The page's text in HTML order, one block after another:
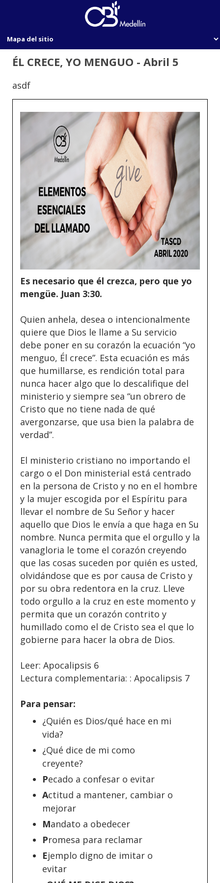
ÉL CRECE, YO MENGUO - Abril 5
asdf
Es necesario que él crezca, pero que yo
mengüe. Juan 3:30.
Quien anhela, desea o intencionalmente
quiere que Dios le llame a Su servicio
debe poner en su corazón la ecuación “yo
menguo, Él crece”. Esta ecuación es más
que humillarse, es rendición total para
nunca hacer algo que lo descalifique del
ministerio y siempre sea “un obrero de
Cristo que no tiene nada de qué
avergonzarse, que usa bien la palabra de
verdad”.
El ministerio cristiano no importando el
cargo o el Don ministerial está centrado
en la persona de Cristo y no en el hombre
y la mujer escogida por el Espíritu para
llevar el nombre de Su Señor y hacer
aquello que Dios le envía a que haga en Su
nombre. Nunca permita que el orgullo y la
vanagloria le tome el corazón creyendo
que las cosas suceden por quién es usted,
olvidándose que es por causa de Cristo y
por su obra redentora en la cruz. Lleve
todo orgullo a la cruz en este momento y
permita que un corazón contrito y
humillado como el de Cristo sea el que lo
gobierne para hacer la obra de Dios.
Leer: Apocalipsis 6
Lectura complementaria: : Apocalipsis 7
Para pensar:
¿Quién es Dios/qué hace en mi
vida?
¿Qué dice de mi como
creyente?
Pecado a confesar o evitar
Actitud a mantener, cambiar o
mejorar
Mandato a obedecer
Promesa para reclamar
Ejemplo digno de imitar o
evitar